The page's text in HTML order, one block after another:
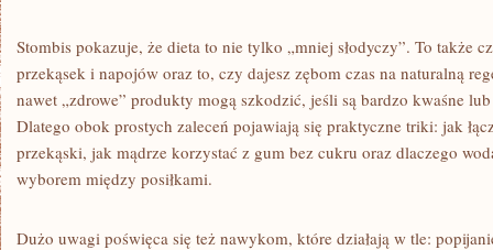
Stombis pokazuje, że dieta to nie tylko „mniej słodyczy”. To także
przekąsek i napojów oraz to, czy dajesz zębom czas na naturalną
nawet „zdrowe” produkty mogą szkodzić, jeśli są bardzo kwaśne
Dlatego obok prostych zaleceń pojawiają się praktyczne triki: jak
przekąski, jak mądrze korzystać z gum bez cukru oraz dlaczego
wyborem między posiłkami.
Dużo uwagi poświęca się też nawykom, które działają w tle: